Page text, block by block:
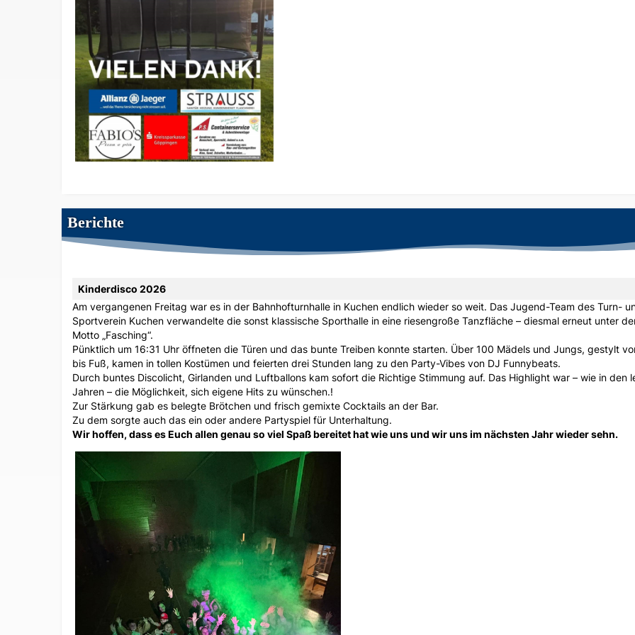
Berichte
Kinderdisco 2026
Am vergangenen Freitag war es in der Bahnhofturnhalle in Kuchen endlich wieder so weit. Das Jugend-Team des Turn-
Sportverein Kuchen verwandelte die sonst klassische Sporthalle in eine riesengroße Tanzfläche – diesmal erneut unter
Motto „Fasching“.
Pünktlich um 16:31 Uhr öffneten die Türen und das bunte Treiben konnte starten. Über 100 Mädels und Jungs, gestylt
bis Fuß, kamen in tollen Kostümen und feierten drei Stunden lang zu den Party-Vibes von DJ Funnybeats.
Durch buntes Discolicht, Girlanden und Luftballons kam sofort die Richtige Stimmung auf. Das Highlight war – wie in den
Jahren – die Möglichkeit, sich eigene Hits zu wünschen.!
Zur Stärkung gab es belegte Brötchen und frisch gemixte Cocktails an der Bar.
Zu dem sorgte auch das ein oder andere Partyspiel für Unterhaltung.
Wir hoffen, dass es Euch allen genau so viel Spaß bereitet hat wie uns und wir uns im nächsten Jahr wieder sehn.